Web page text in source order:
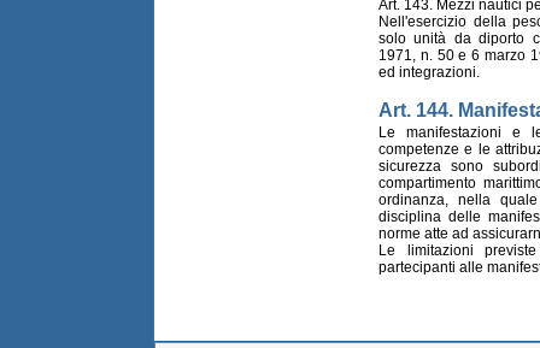
Art. 143. Mezzi nautici
Nell'esercizio della
solo unità da diporto
1971, n. 50 e 6 marzo
ed integrazioni.
Art. 144.
Le manifestazioni e
competenze e le
sicurezza sono
compartimento
ordinanza, nella
disciplina delle
norme atte ad
Le limitazioni
partecipanti alle